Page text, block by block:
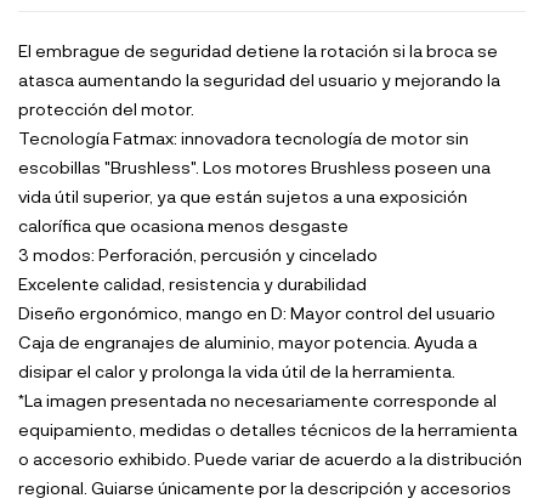
El embrague de seguridad detiene la rotación si la broca se
atasca aumentando la seguridad del usuario y mejorando la
protección del motor.
Tecnología Fatmax: innovadora tecnología de motor sin
escobillas "Brushless". Los motores Brushless poseen una
vida útil superior, ya que están sujetos a una exposición
calorífica que ocasiona menos desgaste
3 modos: Perforación, percusión y cincelado
Excelente calidad, resistencia y durabilidad
Diseño ergonómico, mango en D: Mayor control del usuario
Caja de engranajes de aluminio, mayor potencia. Ayuda a
disipar el calor y prolonga la vida útil de la herramienta.
*La imagen presentada no necesariamente corresponde al
equipamiento, medidas o detalles técnicos de la herramienta
o accesorio exhibido. Puede variar de acuerdo a la distribución
regional. Guiarse únicamente por la descripción y accesorios